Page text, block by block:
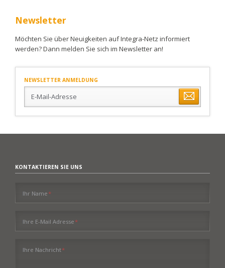
Newsletter
Möchten Sie über Neuigkeiten auf Integra-Netz informiert
werden? Dann melden Sie sich im Newsletter an!
NEWSLETTER ANMELDUNG
Mail-
KONTAKTIEREN SIE UNS
Pflichtfeld
Ihr Name*
Pflichtfeld
Ihre E-Mail Adresse*
Pflichtfeld
Ihre Nachricht*